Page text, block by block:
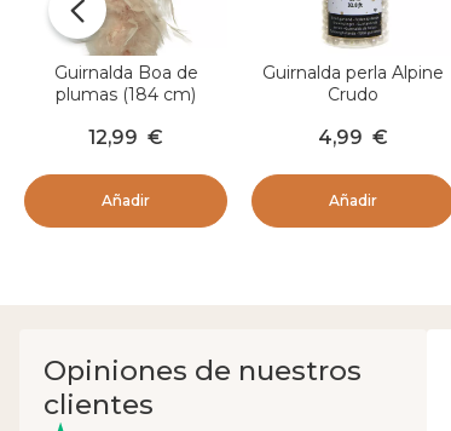
Guirnalda Boa de
plumas (184 cm)
12,99 €
Añadir
Guirnalda perla Alpine
Crudo
4,99 €
Añadir
Opiniones de nuestros
clientes